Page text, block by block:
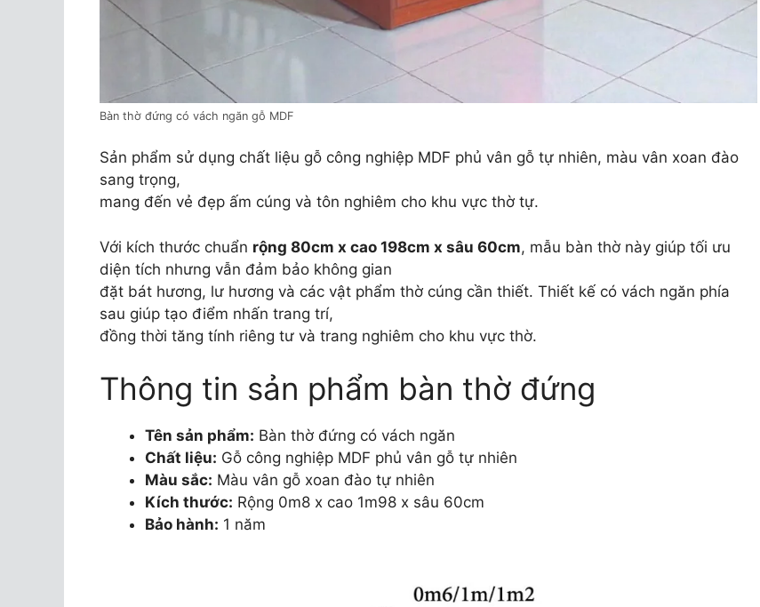
Bàn thờ đứng có vách ngăn gỗ MDF
Sản phẩm sử dụng chất liệu gỗ công nghiệp MDF phủ vân gỗ tự nhiên, màu vân xoan đào
sang trọng,
mang đến vẻ đẹp ấm cúng và tôn nghiêm cho khu vực thờ tự.
Với kích thước chuẩn rộng 80cm x cao 198cm x sâu 60cm, mẫu bàn thờ này giúp tối ưu
diện tích nhưng vẫn đảm bảo không gian
đặt bát hương, lư hương và các vật phẩm thờ cúng cần thiết. Thiết kế có vách ngăn phía
sau giúp tạo điểm nhấn trang trí,
đồng thời tăng tính riêng tư và trang nghiêm cho khu vực thờ.
Thông tin sản phẩm bàn thờ đứng
Tên sản phẩm: Bàn thờ đứng có vách ngăn
Chất liệu: Gỗ công nghiệp MDF phủ vân gỗ tự nhiên
Màu sắc: Màu vân gỗ xoan đào tự nhiên
Kích thước: Rộng 0m8 x cao 1m98 x sâu 60cm
Bảo hành: 1 năm